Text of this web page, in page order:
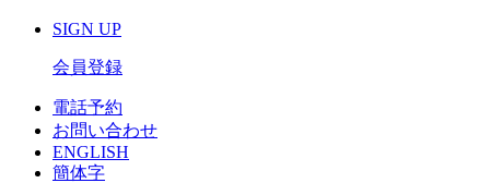
SIGN UP
会員登録
電話予約
お問い合わせ
ENGLISH
簡体字